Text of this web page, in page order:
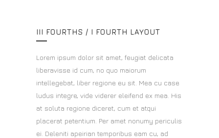
III FOURTHS / I FOURTH LAYOUT
Lorem ipsum dolor sit amet, feugiat delicata
liberavisse id cum, no quo maiorum
intellegebat, liber regione eu sit. Mea cu case
ludus integre, vide viderer eleifend ex mea. His
at soluta regione diceret, cum et atqui
placerat petentium. Per amet nonumy periculis
ei. Deleniti apeirian temporibus eam cu, ad